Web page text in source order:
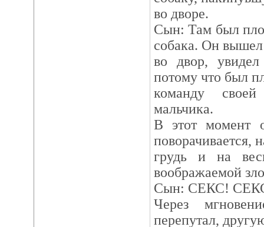
во дворе.
Сын: Там был
собака. Он вышел
во двор,
потому что был
команду
мальчика.
В этот момент
поворачивается,
грудь и на
воображаемой
Сын: СЕКС!
Через
перепутал,